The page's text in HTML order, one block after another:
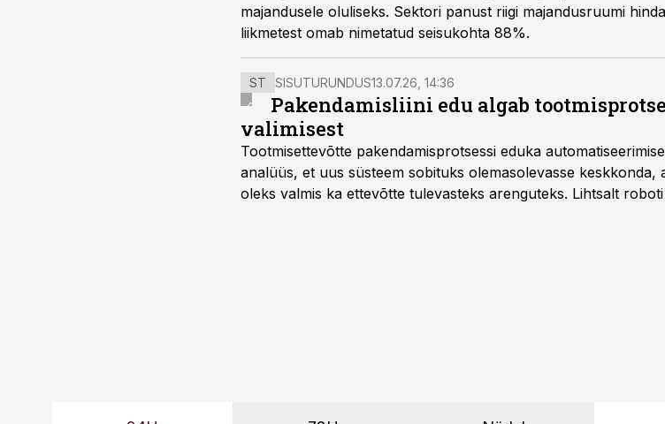
majandusele oluliseks. Sektori panust riigi majandusruumi
liikmetest omab nimetatud seisukohta 88%.
ST SISUTURUNDUS13.07.26, 14:36
Pakendamisliini edu algab
valimisest
Tootmisettevõtte pakendamisprotsessi eduka
analüüs, et uus süsteem sobituks olemasolevasse keskkonda,
oleks valmis ka ettevõtte tulevasteks arenguteks. Lihtsalt